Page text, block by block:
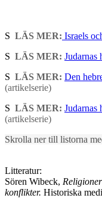
S LÄS MER: Israels
S LÄS MER: Judarnas
S LÄS MER: Den
(artikelserie)
S LÄS MER: Judarnas
(artikelserie)
Skrolla ner till listorna
Litteratur:
​Sören Wibeck,
konflikter. Historiska